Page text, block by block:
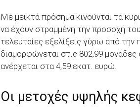
Με μεικτά πρόσημα κινούνται τα
να έχουν στραμμένη την προσοχή
τελευταίες εξελίξεις γύρω από την
διαμορφώνεται στις 802,99
ανέρχεται στα 4,59 εκατ. ευρώ.
Οι μετοχές υψηλής